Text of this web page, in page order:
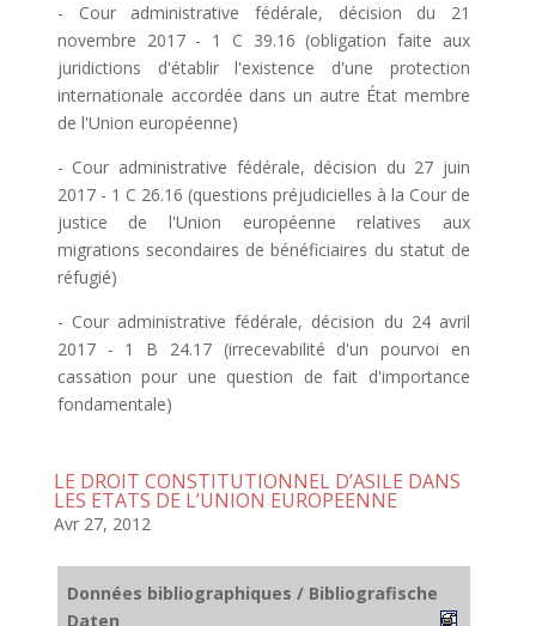
- Cour administrative fédérale, décision du 21
novembre 2017 - 1 C 39.16 (obligation faite aux
juridictions d'établir l'existence d'une protection
internationale accordée dans un autre État membre
de l'Union européenne)
- Cour administrative fédérale, décision du 27 juin
2017 - 1 C 26.16 (questions préjudicielles à la Cour de
justice de l'Union européenne relatives aux
migrations secondaires de bénéficiaires du statut de
réfugié)
- Cour administrative fédérale, décision du 24 avril
2017 - 1 B 24.17 (irrecevabilité d'un pourvoi en
cassation pour une question de fait d'importance
fondamentale)
LE DROIT CONSTITUTIONNEL D’ASILE DANS
LES ETATS DE L’UNION EUROPEENNE
Avr 27, 2012
Données bibliographiques / Bibliografische
Daten